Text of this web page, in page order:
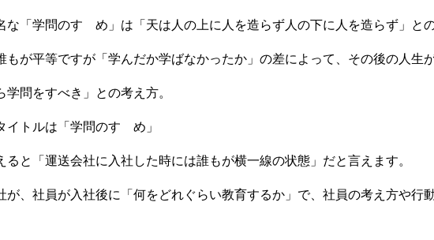
な「学問のすゝめ」は「天は人の上に人を造らず人の下に人を造らず」と
もが平等ですが「学んだか学ばなかったか」の差によって、その後の人生
学問をすべき」との考え方。
イトルは「学問のすゝめ」
ると「運送会社に入社した時には誰もが横一線の状態」だと言えます。
が、社員が入社後に「何をどれぐらい教育するか」で、社員の考え方や行